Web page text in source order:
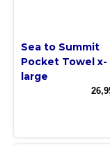
Sea to Summit
Pocket Towel x-
large